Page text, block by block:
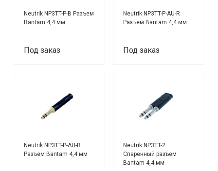
Neutrik NP3TT-P-B Разъем
Bantam 4,4 мм
Под заказ
Neutrik NP3TT-P-AU-R
Разъем Bantam 4,4 мм
Под заказ
Neutrik NP3TT-P-AU-B
Разъем Bantam 4,4 мм
Neutrik NP3TT-2
Спаренный разъем
Bantam 4,4 мм